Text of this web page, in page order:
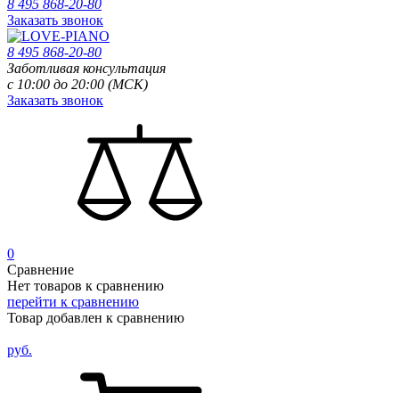
8 495 868-20-80
Заказать звонок
8 495 868-20-80
Заботливая консультация
с 10:00 до 20:00 (МСК)
Заказать звонок
0
Сравнение
Нет товаров к сравнению
перейти к сравнению
Товар добавлен к сравнению
руб.